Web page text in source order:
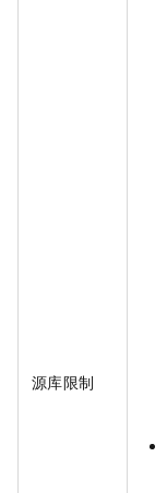
源库限制